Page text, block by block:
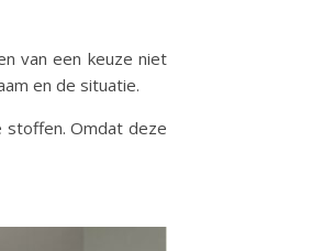
van een keuze niet
en de situatie.
stoffen. Omdat deze